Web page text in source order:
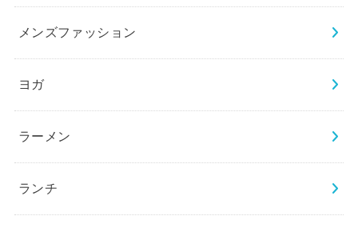
メンズファッション
ヨガ
ラーメン
ランチ